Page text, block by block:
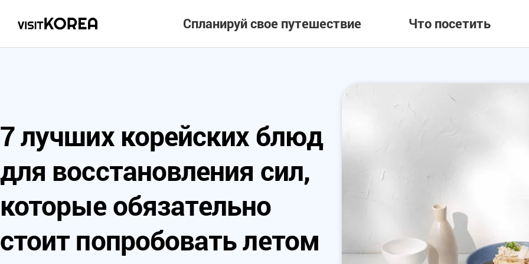
Спланируй свое путешествие Что посетить
7 лучших корейских блюд
для восстановления сил,
которые обязательно
стоит попробовать летом
[Корея за
②]
Чхончжу и
регионам